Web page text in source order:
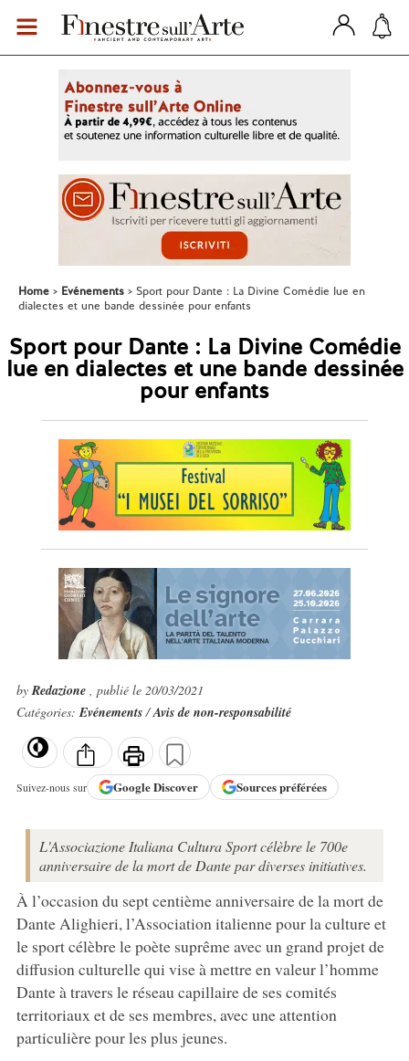
Home Evénements
Sport pour Dante : La Divine Comédie lue en
dialectes et une bande dessinée pour enfants
Sport pour Dante : La Divine Comédie
lue en dialectes et une bande dessinée
pour enfants
byRedazione , publié le 20/03/2021
Catégories:Evénements/Avis de non-responsabilité
Suivez-nous sur GoogleDiscover Sources préférées
L'Associazione Italiana Cultura Sport célèbre le 700e
anniversaire de la mort de Dante par diverses initiatives.
À l’occasion du sept centième anniversaire de la mort de
Dante Alighieri, l’Association italienne pour la culture et
le sport célèbre le poète suprême avec un grand projet de
diffusion culturelle qui vise à mettre en valeur l’homme
Dante à travers le réseau capillaire de ses comités
territoriaux et de ses membres, avec une attention
particulière pour les plus jeunes.